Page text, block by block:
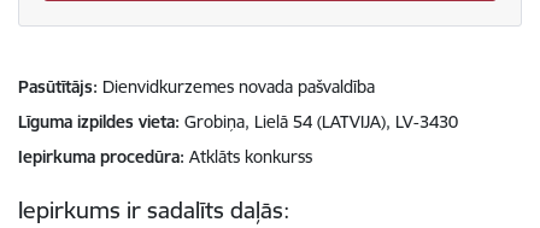
Pasūtītājs Dienvidkurzemes novada pašvaldība
Līguma izpildes vieta Grobiņa, Lielā 54 (LATVIJA), LV-3430
Iepirkuma procedūra Atklāts konkurss
Iepirkums ir sadalīts daļās: